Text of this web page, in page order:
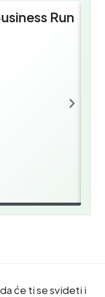
Run
će ti se svideti i